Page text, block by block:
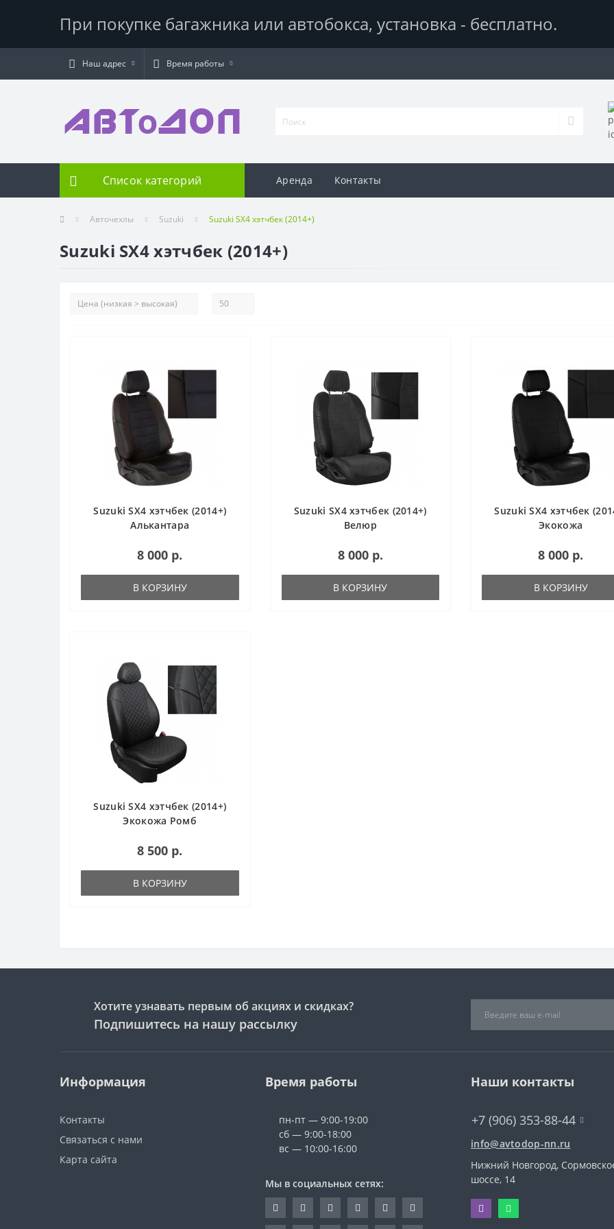
При покупке багажника или автобокса, установка - бесплатно.
Наш адрес Время работы
Список категорий Аренда Контакты
Авточехлы Suzuki Suzuki SX4 хэтчбек (2014+)
Suzuki SX4 хэтчбек (2014+)
Suzuki SX4 хэтчбек (2014+)
Алькантара
8 000 р.
В КОРЗИНУ
Suzuki SX4 хэтчбек (2014+)
Велюр
8 000 р.
В КОРЗИНУ
Suzuki SX4 хэтчбек
Экокожа
8 000 р.
В КОРЗИНУ
Suzuki SX4 хэтчбек (2014+)
Экокожа Ромб
8 500 р.
В КОРЗИНУ
Хотите узнавать первым об акциях и скидках?
Подпишитесь на нашу рассылку
Информация
Контакты
Связаться с нами
Карта сайта
Время работы
пн-пт — 9:00-19:00
сб — 9:00-18:00
вс — 10:00-16:00
Мы в социальных сетях:
Наши контакты
+7 (906) 353-88-44
info@avtodop-nn.ru
Нижний Новгород,
шоссе, 14